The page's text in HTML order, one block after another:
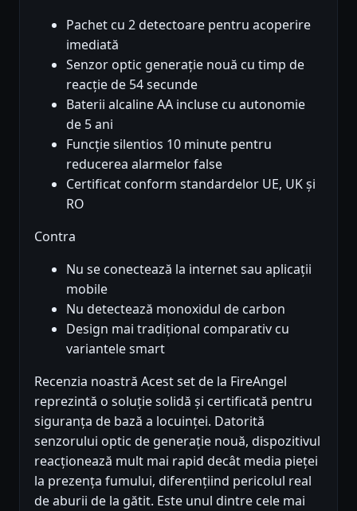
Pachet cu 2 detectoare pentru acoperire
imediată
Senzor optic generație nouă cu timp de
reacție de 54 secunde
Baterii alcaline AA incluse cu autonomie
de 5 ani
Funcție silentios 10 minute pentru
reducerea alarmelor false
Certificat conform standardelor UE, UK și
RO
Contra
Nu se conectează la internet sau aplicații
mobile
Nu detectează monoxidul de carbon
Design mai tradițional comparativ cu
variantele smart
Recenzia noastră Acest set de la FireAngel
reprezintă o soluție solidă și certificată pentru
siguranța de bază a locuinței. Datorită
senzorului optic de generație nouă, dispozitivul
reacționează mult mai rapid decât media pieței
la prezența fumului, diferențiind pericolul real
de aburii de la gătit. Este unul dintre cele mai